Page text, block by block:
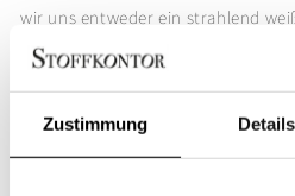
Zustimmung Details
wir uns entweder ein strahlend
Baumwollperkal vorstellen oder
der kann sehr schön ein
Alice oder Vento dazu kombinieren.